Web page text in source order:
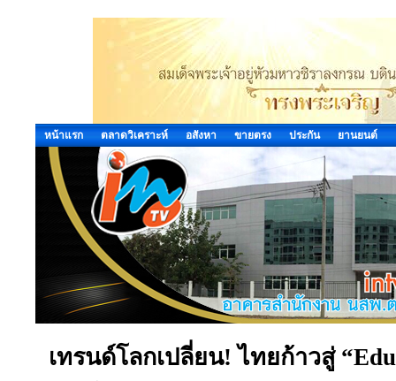
หน้าแรก ตลาดวิเคราะห์ อสังหา ขายตรง ประกัน ยานยนต์
เทรนด์โลกเปลี่ยน! ไทยก้าวสู่